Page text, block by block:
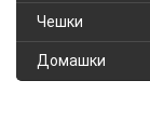
Чешки
Домашки